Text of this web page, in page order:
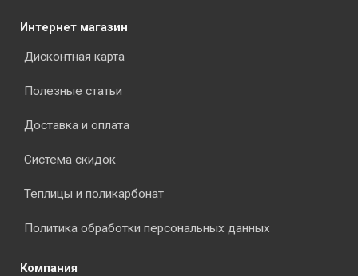
Интернет магазин
Дисконтная карта
Полезные статьи
Доставка и оплата
Система скидок
Теплицы и поликарбонат
Политика обработки персональных данных
Компания